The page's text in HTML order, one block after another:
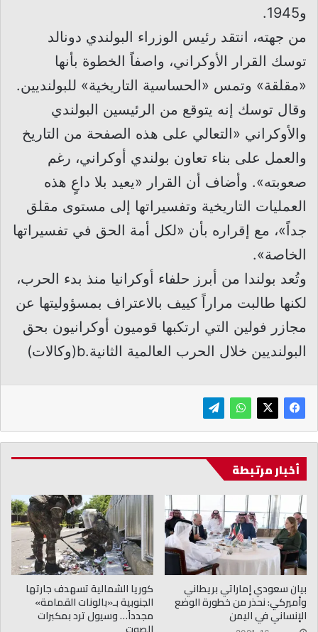
و1945.
من جهته، انتقد رئيس الوزراء البولندي دونالد
توسك القرار الأوكراني، واصفاً الخطوة بأنها
«مقلقة» وتمس «الحساسية التاريخية» للبولنديين.
وقال توسك إنه يتوقع من الرئيسين البولندي
والأوكراني «التعالي على هذه الصفحة من التاريخ
والعمل على بناء تعاون بولندي أوكراني، رغم
صعوبته». وأضاف أن القرار «يعيد بلا داعٍ هذه
العمليات التاريخية وتفسيراتها إلى مستوى مقلق
جداً»، مع إقراره بأن «لكل أمة الحق في تفسيراتها
الخاصة».
وتُعد بولندا من أبرز حلفاء أوكرانيا منذ بدء الحرب،
لكنها طالبت مراراً كييف بالاعتراف بمسؤوليتها عن
مجازر فولين التي ارتكبها قوميون أوكرانيون بحق
البولنديين خلال الحرب العالمية الثانية.b(وكالات)
أخبار مرتبطة
بيان سعودي إماراتي بريطاني
وأميركي: نحذر من خطورة الوضع
الإنساني في اليمن
كوريا الشمالية تسهدف جارتها
الجنوبية بـ«بالونات القمامة»
مجدداً… وسيول ترد بمكبرات